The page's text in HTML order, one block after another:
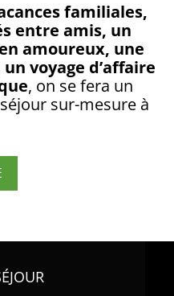
familiales,
entre amis, un
amoureux, une
voyage d’affaire
, on se fera un
sur-mesure à